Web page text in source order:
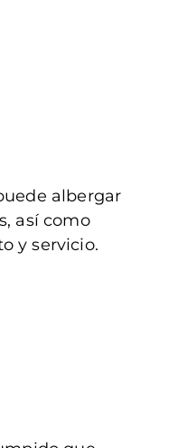
albergar
así como
y servicio.